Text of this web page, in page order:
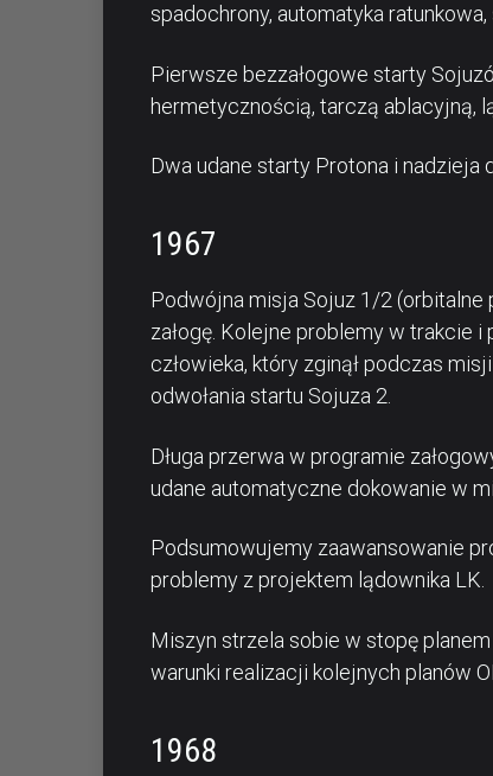
spadochrony, automatyka
Pierwsze bezzałogowe starty
hermetycznością, tarczą ablacyjną,
Dwa udane starty Protona i nadzieja
1967
Podwójna misja Sojuz 1/2 (orbitalne
załogę. Kolejne problemy w trakcie
człowieka, który zginął podczas
odwołania startu Sojuza 2.
Długa przerwa w programie
udane automatyczne dokowanie w
Podsumowujemy zaawansowanie
problemy z projektem lądownika LK.
Miszyn strzela sobie w stopę
warunki realizacji kolejnych planów
1968